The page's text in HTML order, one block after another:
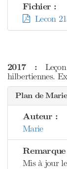
Fichier :
Lecon
2017 :
hilbertiennes.
Plan de Marie
Auteur :
Marie
Mis à jour